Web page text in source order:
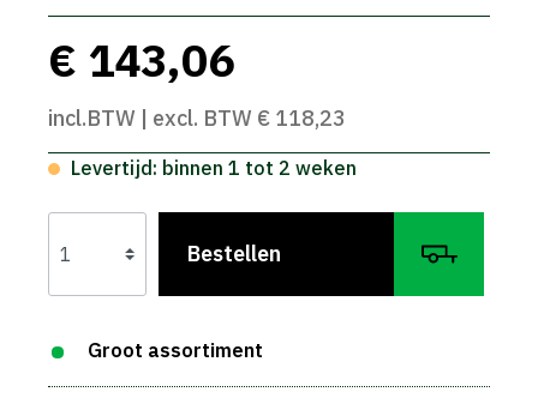
€ 143,06
incl.BTW | excl. BTW € 118,23
Levertijd: binnen 1 tot 2 weken
Bestellen
Groot assortiment